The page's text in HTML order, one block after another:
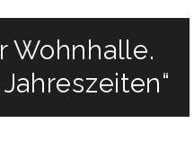
Wohnhalle.